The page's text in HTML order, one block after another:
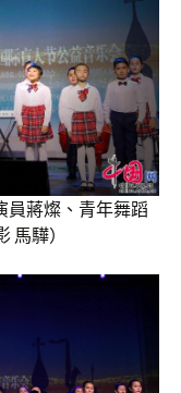
員蔣燦、青年舞蹈
馬驊）